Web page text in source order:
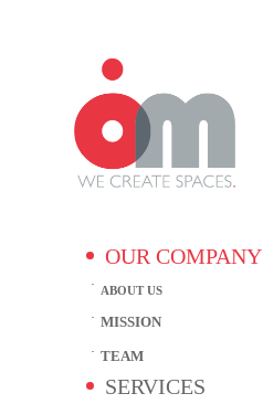
OUR COMPANY
ABOUT US
MISSION
TEAM
SERVICES